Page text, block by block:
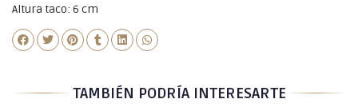
Altura taco: 6 cm
TAMBIÉN PODRÍA INTERESARTE